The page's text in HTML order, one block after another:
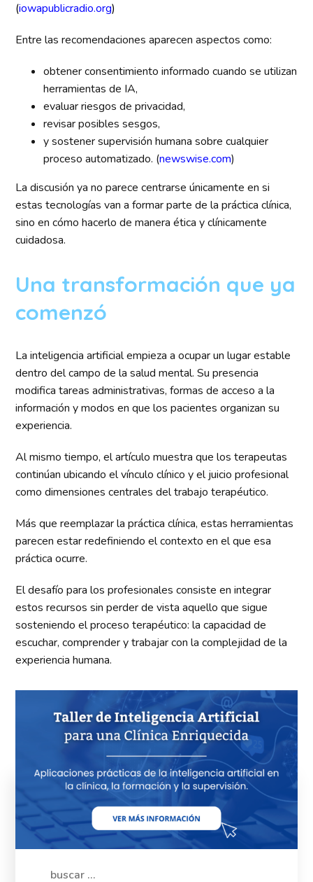
(iowapublicradio.org)
Entre las recomendaciones aparecen aspectos como:
obtener consentimiento informado cuando se utilizan
herramientas de IA,
evaluar riesgos de privacidad,
revisar posibles sesgos,
y sostener supervisión humana sobre cualquier
proceso automatizado. (newswise.com)
La discusión ya no parece centrarse únicamente en si
estas tecnologías van a formar parte de la práctica clínica,
sino en cómo hacerlo de manera ética y clínicamente
cuidadosa.
Una transformación que ya
comenzó
La inteligencia artificial empieza a ocupar un lugar estable
dentro del campo de la salud mental. Su presencia
modifica tareas administrativas, formas de acceso a la
información y modos en que los pacientes organizan su
experiencia.
Al mismo tiempo, el artículo muestra que los terapeutas
continúan ubicando el vínculo clínico y el juicio profesional
como dimensiones centrales del trabajo terapéutico.
Más que reemplazar la práctica clínica, estas herramientas
parecen estar redefiniendo el contexto en el que esa
práctica ocurre.
El desafío para los profesionales consiste en integrar
estos recursos sin perder de vista aquello que sigue
sosteniendo el proceso terapéutico: la capacidad de
escuchar, comprender y trabajar con la complejidad de la
experiencia humana.